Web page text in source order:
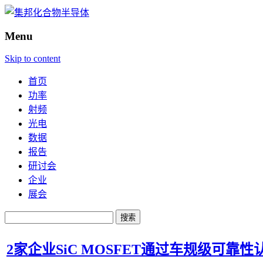
Menu
Skip to content
首页
功率
射频
光电
数据
报告
研讨会
企业
展会
2家企业SiC MOSFET通过车规级可靠性